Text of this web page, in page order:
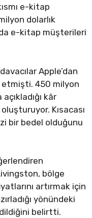
e-kitap
dolarlık
e-kitap müşterileri
Apple’dan
450 milyon
kâr
oluşturuyor. Kısacası
bir bedel olduğunu
bölge
artırmak için
yönündeki
belirtti.